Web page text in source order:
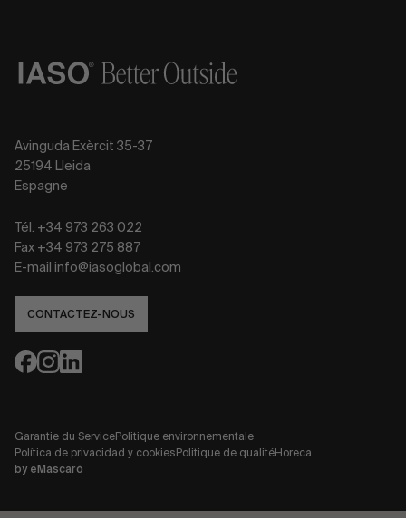
Avinguda Exèrcit 35-37
25194 Lleida
Espagne
Tél. +34 973 263 022
Fax +34 973 275 887
E-mail info@iasoglobal.com
CONTACTEZ-NOUS
Garantie du ServicePolitique environnementale
Política de privacidad y cookies Politique de qualitéHoreca
by eMascaró